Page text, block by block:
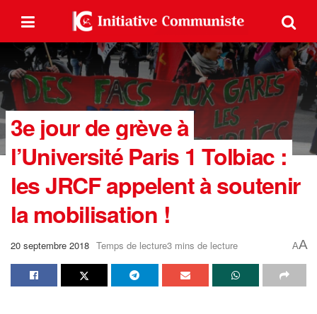
3e jour de grève à
l’Université Paris 1 Tolbiac :
les JRCF appelent à soutenir
la mobilisation !
20 septembre 2018 Temps de lecture3 mins de lecture AA